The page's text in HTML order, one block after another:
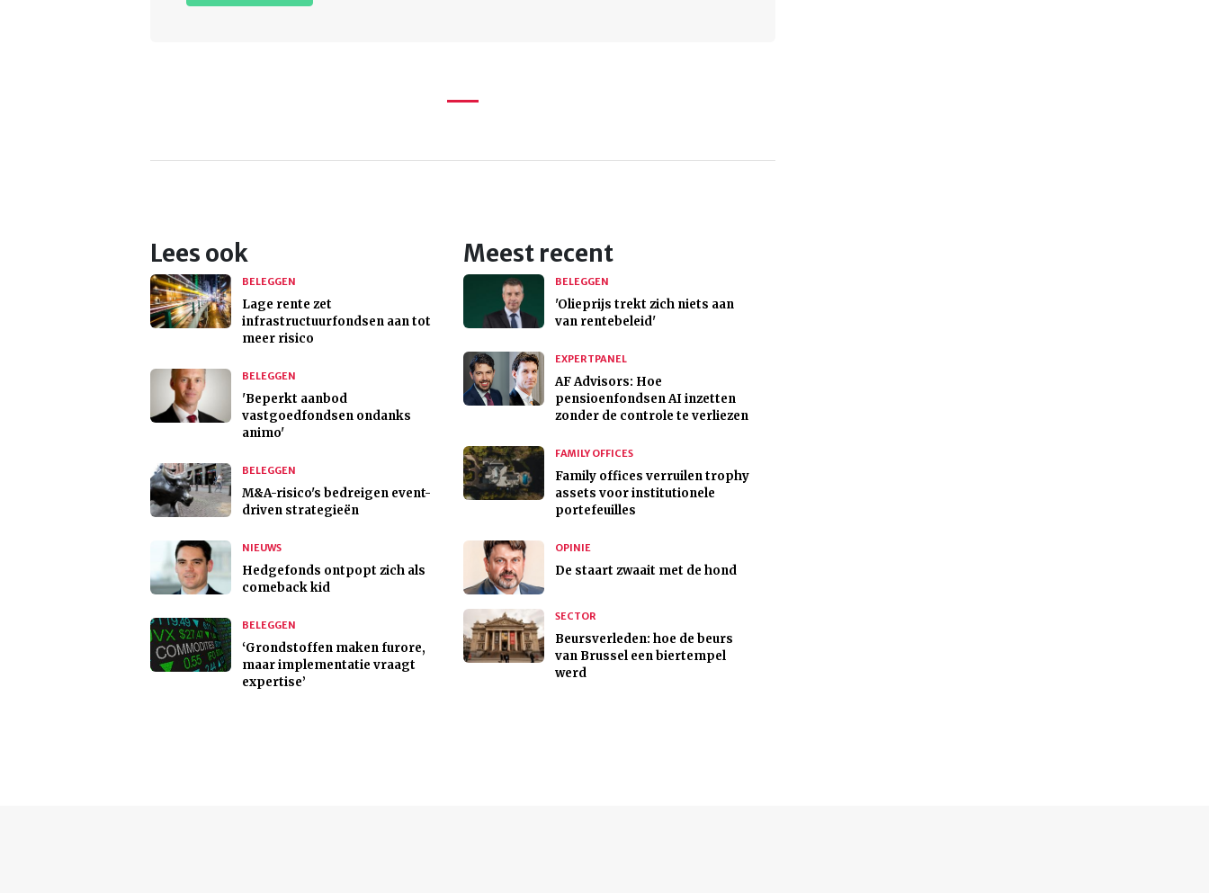
Lees ook
BELEGGEN
Lage rente zet
infrastructuurfondsen aan tot
meer risico
BELEGGEN
'Beperkt aanbod
vastgoedfondsen ondanks
animo'
BELEGGEN
M&A-risico's bedreigen event-
driven strategieën
NIEUWS
Hedgefonds ontpopt zich als
comeback kid
BELEGGEN
‘Grondstoffen maken furore,
maar implementatie vraagt
expertise’
Meest recent
BELEGGEN
'Olieprijs trekt zich niets aan
van rentebeleid'
EXPERTPANEL
AF Advisors: Hoe
pensioenfondsen AI inzetten
zonder de controle te verliezen
FAMILY OFFICES
Family offices verruilen trophy
assets voor institutionele
portefeuilles
OPINIE
De staart zwaait met de hond
SECTOR
Beursverleden: hoe de beurs
van Brussel een biertempel
werd